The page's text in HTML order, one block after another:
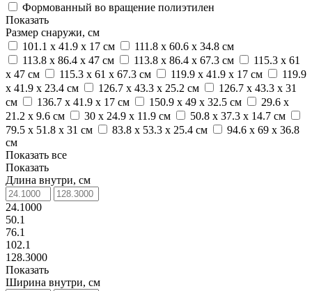
Формованный во вращение полиэтилен
Показать
Размер снаружи, см
101.1 x 41.9 x 17 см
111.8 x 60.6 x 34.8 см
113.8 x 86.4 x 47 см
113.8 x 86.4 x 67.3 см
115.3 x 61
x 47 см
115.3 x 61 x 67.3 см 119.9 x 41.9 x 17 см
119.9
x 41.9 x 23.4 см
126.7 x 43.3 x 25.2 см
126.7 x 43.3 x 31
см
136.7 x 41.9 x 17 см 150.9 x 49 x 32.5 см
29.6 x
21.2 x 9.6 см
30 x 24.9 x 11.9 см
50.8 x 37.3 x 14.7 см
79.5 x 51.8 x 31 см
83.8 x 53.3 x 25.4 см
94.6 x 69 x 36.8
см
Показать все
Показать
Длина внутри, см
24.1000
50.1
76.1
102.1
128.3000
Показать
Ширина внутри, см